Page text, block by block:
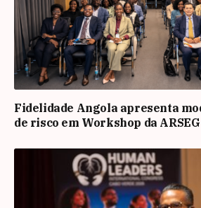
Fidelidade Angola apresenta
de risco em Workshop da ARSEG